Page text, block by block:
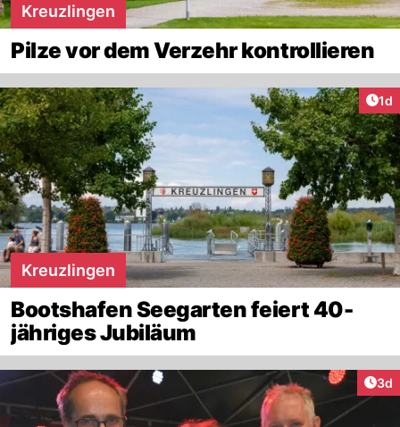
Kreuzlingen
Pilze vor dem Verzehr kontrollieren
1d
Kreuzlingen
Bootshafen Seegarten feiert 40-
jähriges Jubiläum
3d